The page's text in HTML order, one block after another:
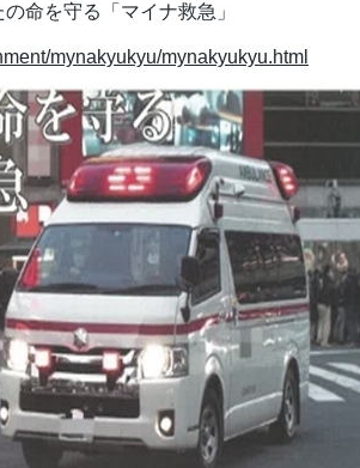
命を守る「マイナ救急」
mynakyukyu/mynakyukyu.html